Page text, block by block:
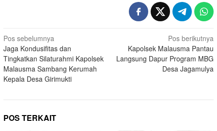
Navigasi
pos
Pos sebelumnya
Jaga Kondusifitas dan
Tingkatkan Silaturahmi Kapolsek
Malausma Sambang Kerumah
Kepala Desa Girimukti
Pos berikutnya
Kapolsek Malausma Pantau
Langsung Dapur Program MBG
Desa Jagamulya
POS TERKAIT